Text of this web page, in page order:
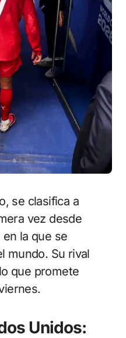
se clasifica a
vez desde
en la que se
mundo. Su rival
que promete
Unidos: